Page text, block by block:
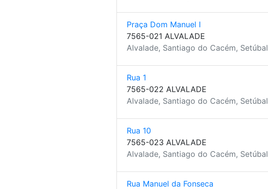
Praça Dom Manuel I
7565-021 ALVALADE
Alvalade, Santiago do Cacém, Setúbal
Rua 1
7565-022 ALVALADE
Alvalade, Santiago do Cacém, Setúbal
Rua 10
7565-023 ALVALADE
Alvalade, Santiago do Cacém, Setúbal
Rua Manuel da Fonseca